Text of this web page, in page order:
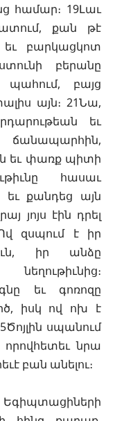
համար։ 19Լաւ
քան թէ
եւ բարկացկոտ
բերանը
բայց
այն։ 21Նա,
եւ
եւ փառք պիտի
հասաւ
եւ քանդեց այն
յոյս էին դրել
զսպում է իր
իր անձը
եւ գոռոզը
իսկ ով ոխ է
սպանում
որովհետեւ նրա
բան անելու։